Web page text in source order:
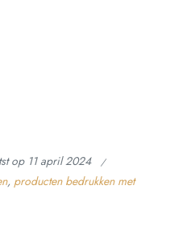
op 11 april 2024
, producten bedrukken met